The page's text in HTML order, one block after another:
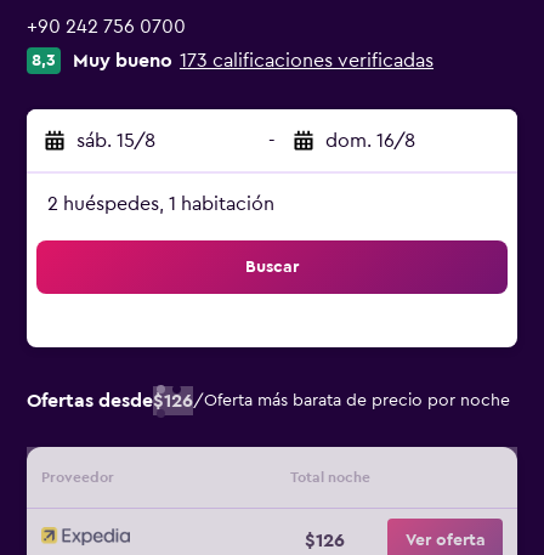
+90 242 756 0700
8,3 Muy bueno 173 calificaciones verificadas
sáb. 15/8 - dom. 16/8
2 huéspedes, 1 habitación
Buscar
Ofertas desde$126/Oferta más barata de precio por noche
Proveedor Total noche
$126 Ver oferta